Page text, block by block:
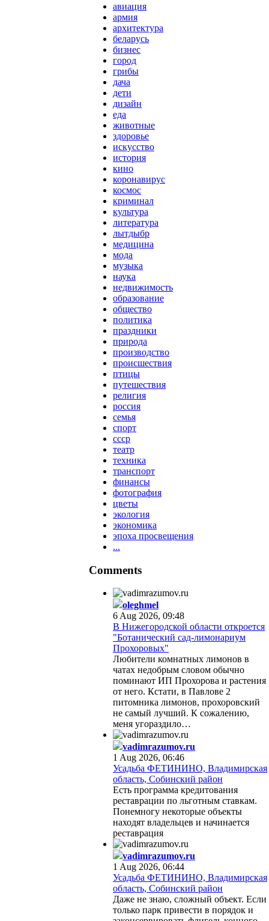
авиация
армия
архитектура
беларусь
бизнес
город
грибы
дача
дети
дизайн
еда
животные
здоровье
искусство
история
кино
коронавирус
космос
криминал
культура
литература
лытдыбр
медицина
мода
музыка
наука
недвижимость
образование
общество
политика
праздники
природа
производство
происшествия
птицы
путешествия
религия
россия
семья
спорт
ссср
театр
техника
транспорт
финансы
фотография
цветы
экология
экономика
эпоха просвещения
...
Comments
oleghmel
6 Aug 2026, 09:48
В Нижегородской области откроется
"Ботанический сад-лимонариум
Прохоровых"
Любители комнатных лимонов в
чатах недобрым словом обычно
поминают ИП Прохорова и растения
от него. Кстати, в Павлове 2
питомника лимонов, прохоровский
не самый лучший. К сожалению,
меня угораздило…
vadimrazumov.ru
1 Aug 2026, 06:46
Усадьба ФЕТИНИНО, Владимирская
область, Собинский район
Есть программа кредитования
реставрации по льготным ставкам.
Понемногу некоторые объекты
находят владельцев и начинается
реставрация
vadimrazumov.ru
1 Aug 2026, 06:44
Усадьба ФЕТИНИНО, Владимирская
область, Собинский район
Даже не знаю, сложный объект. Если
только парк привести в порядок и